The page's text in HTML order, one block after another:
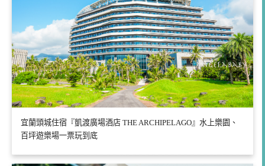
宜蘭頭城住宿『凱渡廣場酒店 THE ARCHIPELAGO』水上樂園、
百坪遊樂場一票玩到底